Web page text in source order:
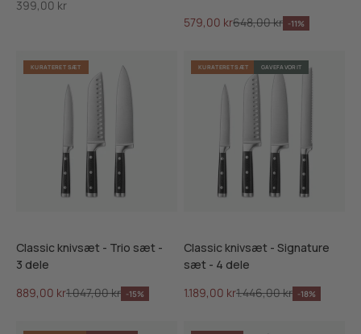
Salgspris
399,00 kr
Salgspris
579,00 krNormalpris
648,00 kr -11%
KURATERET SÆT
Classic knivsæt - Trio sæt -
3 dele
Salgspris
889,00 krNormalpris
1.047,00 kr -15%
KURATERET SÆT GAVEFAVORIT
Classic knivsæt - Signature
sæt - 4 dele
Salgspris
1.189,00 krNormalpris
1.446,00 kr -18%